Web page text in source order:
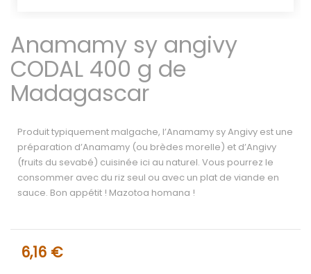
Anamamy sy angivy
CODAL 400 g de
Madagascar
Produit typiquement malgache, l’Anamamy sy Angivy est une
préparation d’Anamamy (ou brèdes morelle) et d’Angivy
(fruits du sevabé) cuisinée ici au naturel. Vous pourrez le
consommer avec du riz seul ou avec un plat de viande en
sauce. Bon appétit ! Mazotoa homana !​
6,16 €